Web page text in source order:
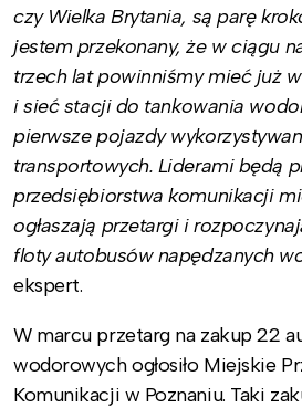
czy Wielka Brytania, są parę
jestem przekonany, że w ciągu
trzech lat powinniśmy mieć już
i sieć stacji do tankowania
pierwsze pojazdy
transportowych. Liderami będą
przedsiębiorstwa komunikacji
ogłaszają przetargi i
floty autobusów napędzanych
ekspert.
W marcu przetarg na zakup 22
wodorowych ogłosiło Miejskie
Komunikacji w Poznaniu. Taki